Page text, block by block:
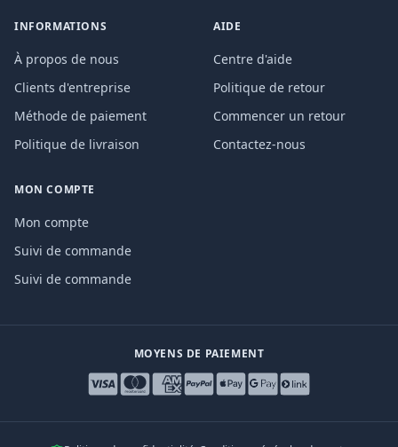
INFORMATIONS
À propos de nous
Clients d'entreprise
Méthode de paiement
Politique de livraison
AIDE
Centre d'aide
Politique de retour
Commencer un retour
Contactez-nous
MON COMPTE
Mon compte
Suivi de commande
Suivi de commande
MOYENS DE PAIEMENT